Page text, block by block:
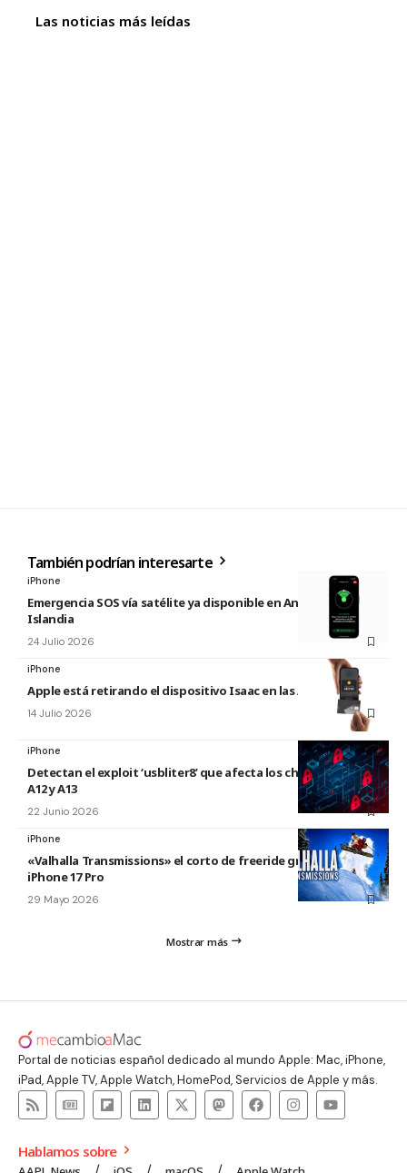
Las noticias más leídas
También podrían interesarte
iPhone
Emergencia SOS vía satélite ya disponible en Andorra e
Islandia
24 Julio 2026
iPhone
Apple está retirando el dispositivo Isaac en las Apple Store
14 Julio 2026
iPhone
Detectan el exploit ‘usbliter8’ que afecta los chips de Apple
A12 y A13
22 Junio 2026
iPhone
«Valhalla Transmissions» el corto de freeride grabado con el
iPhone 17 Pro
29 Mayo 2026
Mostrar más
Portal de noticias español dedicado al mundo Apple: Mac, iPhone,
iPad, Apple TV, Apple Watch, HomePod, Servicios de Apple y más.
Hablamos sobre